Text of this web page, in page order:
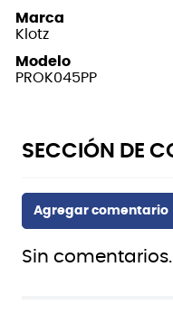
Marca
Klotz
Modelo
PROK045PP
Sin comentarios.